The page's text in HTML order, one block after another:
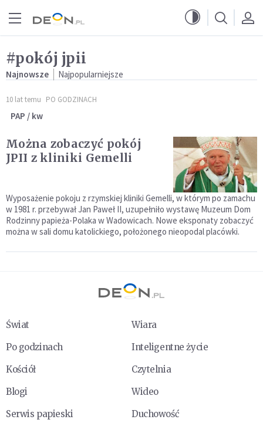
#pokój jpii
Najnowsze Najpopularniejsze
10 lat temu PO GODZINACH
PAP / kw
Można zobaczyć pokój
JPII z kliniki Gemelli
Wyposażenie pokoju z rzymskiej kliniki Gemelli, w którym po zamachu
w 1981 r. przebywał Jan Paweł II, uzupełniło wystawę Muzeum Dom
Rodzinny papieża-Polaka w Wadowicach. Nowe eksponaty zobaczyć
można w sali domu katolickiego, położonego nieopodal placówki.
Świat
Wiara
Po godzinach
Inteligentne życie
Kościół
Czytelnia
Blogi
Wideo
Serwis papieski
Duchowość